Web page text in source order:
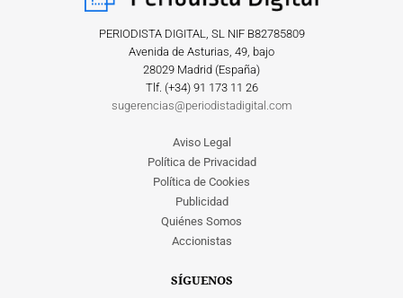
PERIODISTA DIGITAL, SL NIF B82785809
Avenida de Asturias, 49, bajo
28029 Madrid (España)
Tlf. (+34) ‎91 173 11 26
sugerencias@periodistadigital.com
Aviso Legal
Política de Privacidad
Política de Cookies
Publicidad
Quiénes Somos
Accionistas
SÍGUENOS